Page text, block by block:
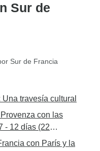
Sur de
Sur de Francia
travesía cultural
con las
- 12 días (22
con París y la